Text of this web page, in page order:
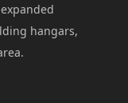
hangars,